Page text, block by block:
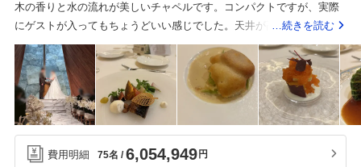
木の香りと水の流れが美しいチャペルです。コンパクトですが、実際
にゲストが入ってもちょうどいい感じでした。天井が高く、ガーデン
もあるため、明るく開放感がありました。夜はイルミネーションのよ
うな照明もあってより雰囲気が素敵でした。オープンキッチンもあり
ゲストから好評でした。最初の見積もりには、ドレスタキシードの費
用が最低金額で入っていたので、実際には50〜60万ほど上がりまし
た。また、エンドロールムービーは絶対にお願いしたいと思い、28万
程しましたが思い切ってお願いしました。結果、想像以上の素晴らし
いエンドロールムービーで、頼んで本当に良かったです。絶対に頼ん
…続きを読む
費用明細 75名 6,054,949 円